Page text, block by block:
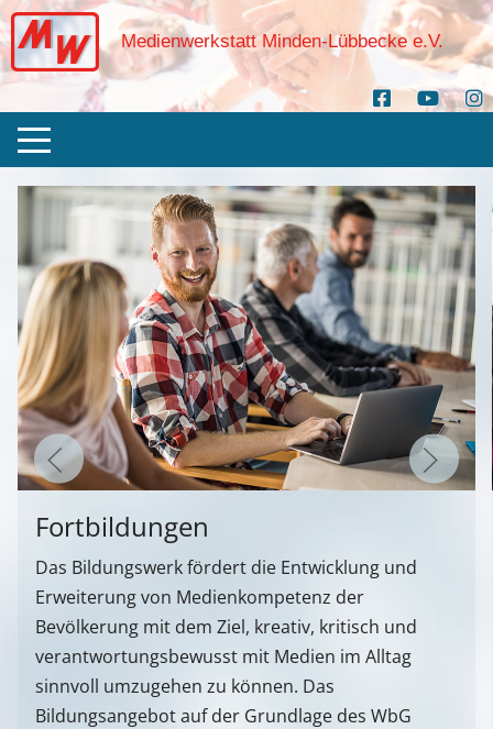
Medienwerkstatt Minden-Lübbecke e.V.
Fortbildungen
Das Bildungswerk fördert die Entwicklung und
Erweiterung von Medienkompetenz der
Bevölkerung mit dem Ziel, kreativ, kritisch und
verantwortungsbewusst mit Medien im Alltag
sinnvoll umzugehen zu können. Das
Bildungsangebot auf der Grundlage des WbG